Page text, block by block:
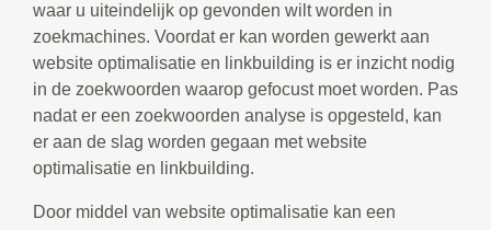
waar u uiteindelijk op gevonden wilt worden in
zoekmachines. Voordat er kan worden gewerkt aan
website optimalisatie en linkbuilding is er inzicht nodig
in de zoekwoorden waarop gefocust moet worden. Pas
nadat er een zoekwoorden analyse is opgesteld, kan
er aan de slag worden gegaan met website
optimalisatie en linkbuilding.
Door middel van website optimalisatie kan een